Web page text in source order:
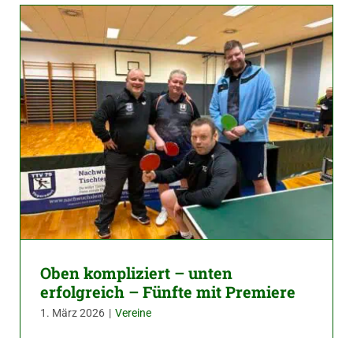
Oben kompliziert – unten
erfolgreich – Fünfte mit Premiere
1. März 2026 | Vereine